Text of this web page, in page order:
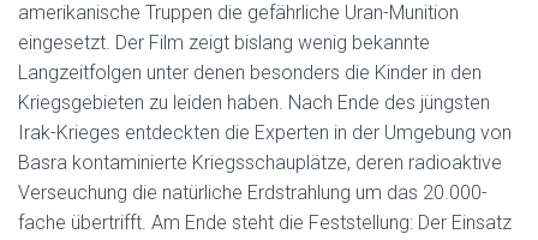
amerikanische Truppen die gefährliche Uran-Munition
eingesetzt. Der Film zeigt bislang wenig bekannte
Langzeitfolgen unter denen besonders die Kinder in den
Kriegsgebieten zu leiden haben. Nach Ende des jüngsten
Irak-Krieges entdeckten die Experten in der Umgebung von
Basra kontaminierte Kriegsschauplätze, deren radioaktive
Verseuchung die natürliche Erdstrahlung um das 20.000-
fache übertrifft. Am Ende steht die Feststellung: Der Einsatz